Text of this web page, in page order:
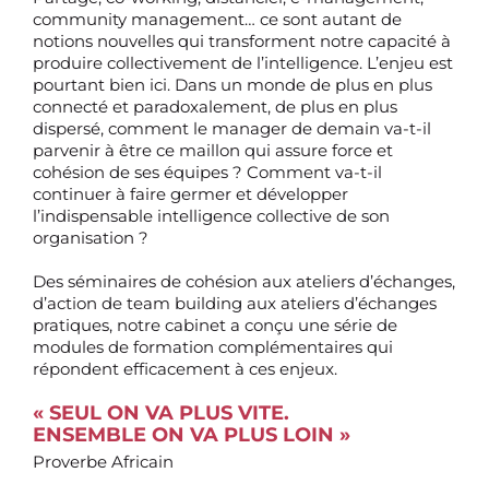
community management… ce sont autant de
notions nouvelles qui transforment notre capacité à
produire collectivement de l’intelligence. L’enjeu est
pourtant bien ici. Dans un monde de plus en plus
connecté et paradoxalement, de plus en plus
dispersé, comment le manager de demain va-t-il
parvenir à être ce maillon qui assure force et
cohésion de ses équipes ? Comment va-t-il
continuer à faire germer et développer
l’indispensable intelligence collective de son
organisation ?
Des séminaires de cohésion aux ateliers d’échanges,
d’action de team building aux ateliers d’échanges
pratiques, notre cabinet a conçu une série de
modules de formation complémentaires qui
répondent efficacement à ces enjeux.
« SEUL ON VA PLUS VITE.
ENSEMBLE ON VA PLUS LOIN »
Proverbe Africain